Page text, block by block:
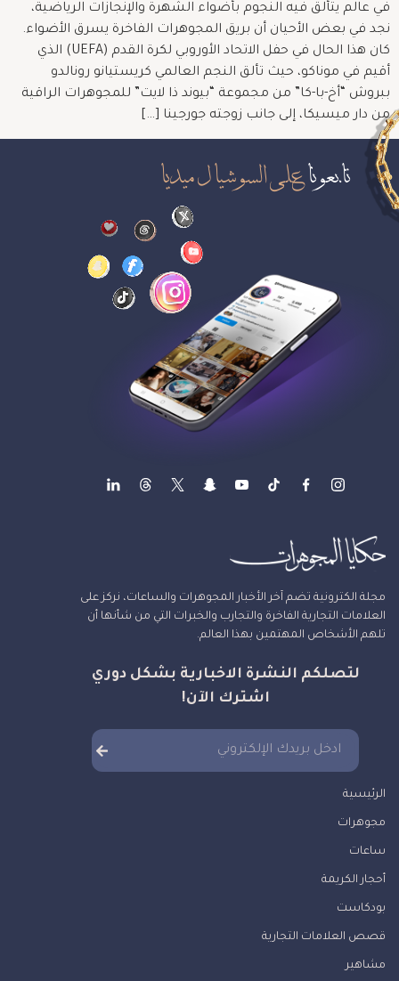
في عالم يتألق فيه النجوم بأضواء الشهرة والإنجازات الرياضية،
نجد في بعض الأحيان أن بريق المجوهرات الفاخرة يسرق الأضواء.
كان هذا الحال في حفل الاتحاد الأوروبي لكرة القدم (UEFA) الذي
أقيم في موناكو، حيث تألق النجم العالمي كريستيانو رونالدو
ببروش “أخ-با-كا” من مجموعة “بيوند ذا لايت” للمجوهرات الراقية
من دار ميسيكا، إلى جانب زوجته جورجينا […]
تابعوناعلى السوشيال ميديا
مجلة الكترونية تضم آخر الأخبار المجوهرات والساعات، نركز على
العلامات التجارية الفاخرة والتجارب والخبرات التي من شأنها أن
تلهم الأشخاص المهتمين بهذا العالم.
لتصلكم النشرة الاخبارية بشكل دوري
اشترك الآن!
الرئيسية
مجوهرات
ساعات
أحجار الكريمة
بودكاست
قصص العلامات التجارية
مشاهير